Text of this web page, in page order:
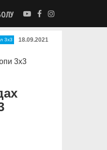
3х3 18.09.2021